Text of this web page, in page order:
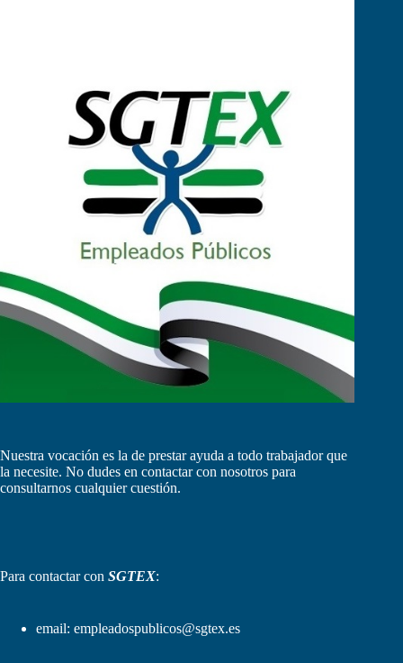
Nuestra vocación es la de prestar ayuda a todo trabajador que
la necesite. No dudes en contactar con nosotros para
consultarnos cualquier cuestión.
Para contactar con SGTEX:
email: empleadospublicos@sgtex.es